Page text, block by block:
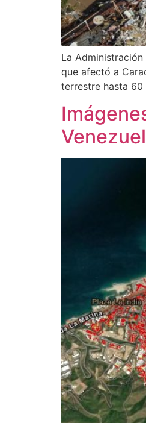
La
que afectó a
terrestre hasta